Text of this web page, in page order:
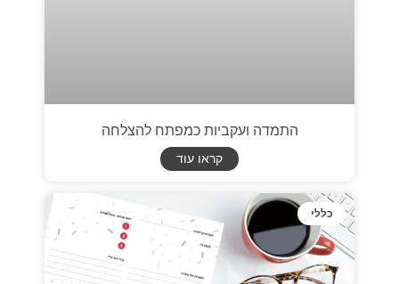
התמדה ועקביות כמפתח להצלחה
קראו עוד
כללי